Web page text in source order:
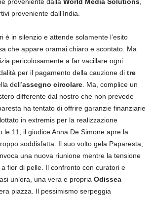
proveniente dall’India.
è in silenzio e attende solamente l’esito
che appare oramai chiaro e scontato. Ma
pericolosamente a far vacillare ogni
per il pagamento della cauzione di tre
dell’assegno circolare . Ma, complice un
differente dal nostro che non prevede
ha tentato di offrire garanzie finanziarie
in extremis per la realizzazione
le 11, il giudice Anna De Simone apre la
soddisfatta. Il suo volto gela Paparesta,
una nuova riunione mentre la tensione
fior di pelle. Il confronto con curatori e
un’ora, una vera e propria Odissea
piazza. Il pessimismo serpeggia